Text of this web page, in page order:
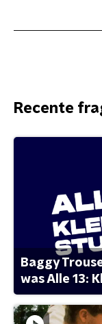
Recente
Baggy
was Alle 13: